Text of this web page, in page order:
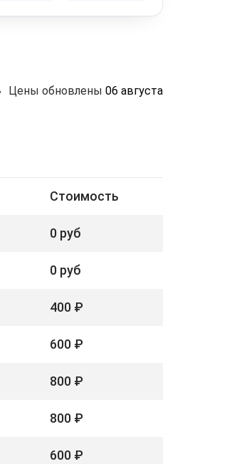
Цены обновлены 06 августа
Стоимость
0 руб
0 руб
400 ₽
600 ₽
800 ₽
800 ₽
600 ₽